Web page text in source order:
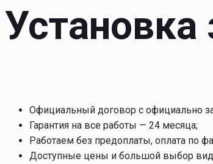
Официальный договор с официально
Гарантия на все работы — 24 месяца;
Работаем без предоплаты, оплата по
Доступные цены и большой выбор